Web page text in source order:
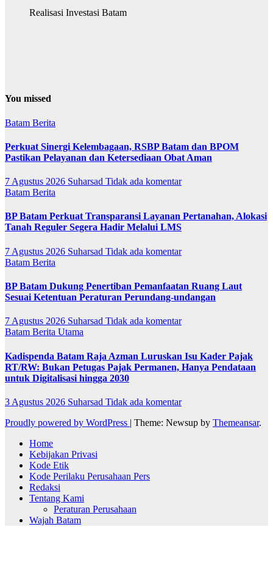
Realisasi Investasi Batam
You missed
Batam Berita
Perkuat Sinergi Kelembagaan, RSBP Batam dan BPOM
Pastikan Pelayanan dan Ketersediaan Obat Aman
7 Agustus 2026 Suharsad Tidak ada komentar
Batam Berita
BP Batam Perkuat Transparansi Layanan Pertanahan, Alokasi
Tanah Reguler Segera Hadir Melalui LMS
7 Agustus 2026 Suharsad Tidak ada komentar
Batam Berita
BP Batam Dukung Penertiban Pemanfaatan Ruang Laut
Sesuai Ketentuan Peraturan Perundang-undangan
7 Agustus 2026 Suharsad Tidak ada komentar
Batam Berita Utama
Kadispenda Batam Raja Azman Luruskan Isu Kader Pajak
RT/RW: Bukan Petugas Pajak Permanen, Hanya Pendataan
untuk Digitalisasi hingga 2030
3 Agustus 2026 Suharsad Tidak ada komentar
Proudly powered by WordPress | Theme: Newsup by Themeansar.
Home
Kebijakan Privasi
Kode Etik
Kode Perilaku Perusahaan Pers
Redaksi
Tentang Kami
Peraturan Perusahaan
Wajah Batam